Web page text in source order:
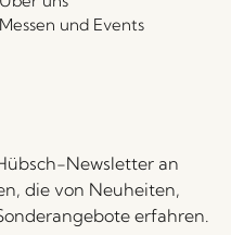
Messen und Events
Newsletter an
die von Neuheiten,
erfahren.